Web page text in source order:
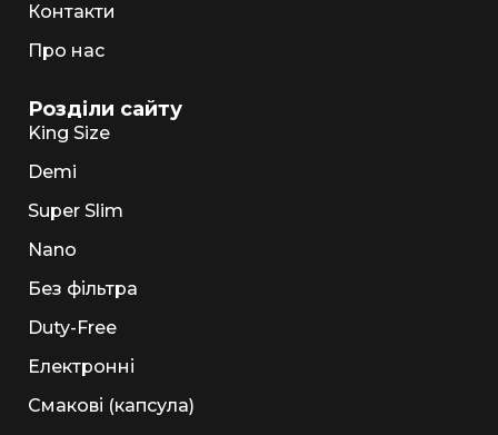
Контакти
Про нас
Розділи сайту
King Size
Demi
Super Slim
Nano
Без фільтра
Duty-Free
Електронні
Смакові (капсула)